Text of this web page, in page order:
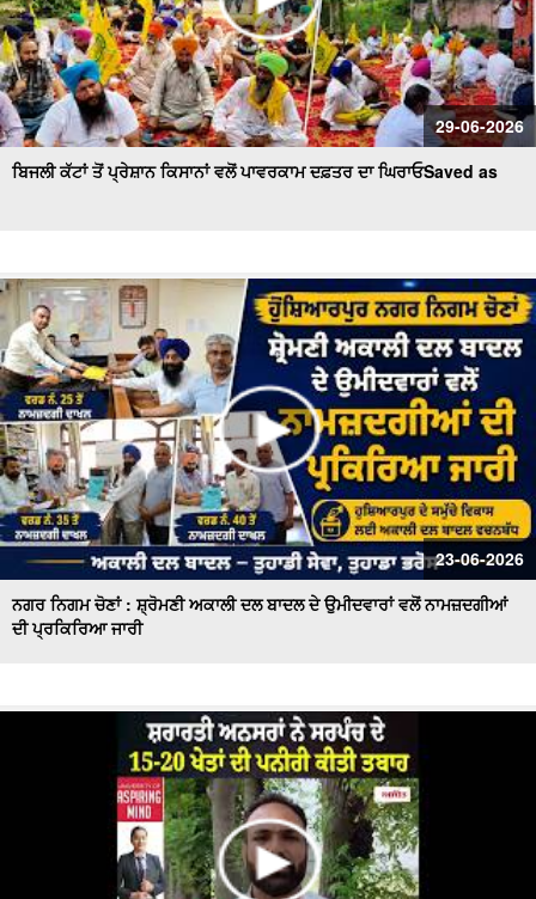
29-06-2026
ਬਿਜਲੀ ਕੱਟਾਂ ਤੋਂ ਪ੍ਰੇਸ਼ਾਨ ਕਿਸਾਨਾਂ ਵਲੋਂ ਪਾਵਰਕਾਮ ਦਫ਼ਤਰ ਦਾ ਘਿਰਾਓSaved as
23-06-2026
ਨਗਰ ਨਿਗਮ ਚੋਣਾਂ : ਸ਼੍ਰੋਮਣੀ ਅਕਾਲੀ ਦਲ ਬਾਦਲ ਦੇ ਉਮੀਦਵਾਰਾਂ ਵਲੋਂ ਨਾਮਜ਼ਦਗੀਆਂ
ਦੀ ਪ੍ਰਕਿਰਿਆ ਜਾਰੀ